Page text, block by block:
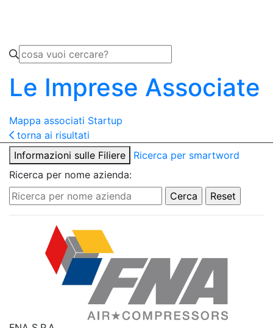
Le Imprese Associate
Mappa associati Startup
torna ai risultati
Informazioni sulle Filiere
Ricerca per smartword
Ricerca per nome azienda: